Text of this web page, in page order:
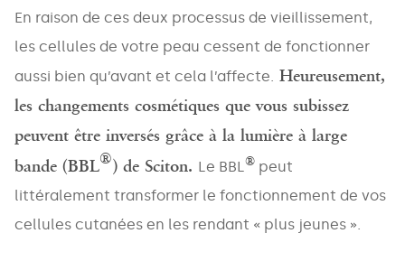
En raison de ces deux processus de vieillissement,
les cellules de votre peau cessent de fonctionner
aussi bien qu’avant et cela l’affecte. Heureusement,
les changements cosmétiques que vous subissez
peuvent être inversés grâce à la lumière à large
bande (BBL®) de Sciton. Le BBL® peut
littéralement transformer le fonctionnement de vos
cellules cutanées en les rendant « plus jeunes ».